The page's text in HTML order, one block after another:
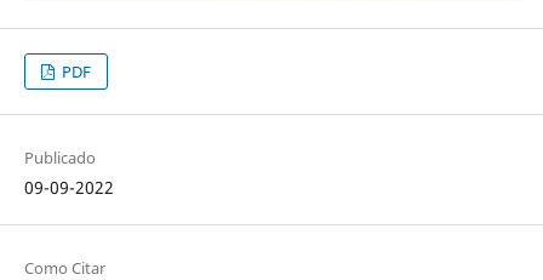
PDF
Publicado
09-09-2022
Como Citar